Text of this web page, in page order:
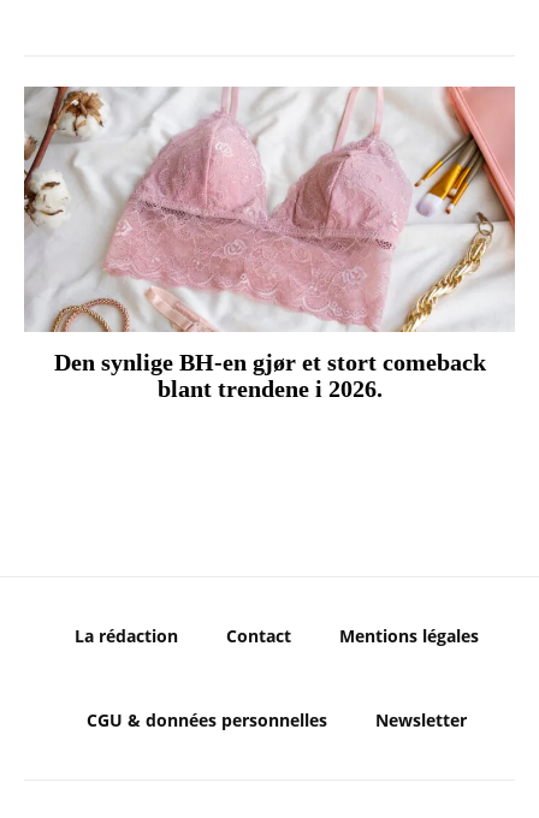
Den synlige BH-en gjør et stort comeback
blant trendene i 2026.
La rédaction Contact Mentions légales
CGU & données personnelles Newsletter